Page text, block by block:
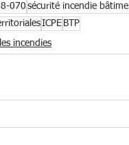
070 sécurité incendie
ICPE BTP
incendies